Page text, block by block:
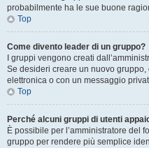
probabilmente ha le sue buone
Top
Come divento leader di un gruppo?
I gruppi vengono creati
Se desideri creare un nuovo gruppo,
elettronica o con un messaggio
Top
Perché alcuni gruppi di utenti
È possibile per l’amministratore del
gruppo per rendere più semplice